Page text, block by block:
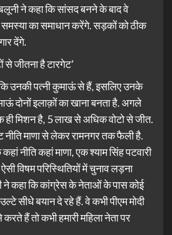
ने कहा कि सांसद बनने के बाद वे
का समाधान करेंगे. सड़कों को ठीक
देंगे.
से जीतना है टारगेट’
उनकी पत्नी कुमाऊं से हैं, इसलिए उनके
दोनों इलाक़ों का खाना बनता है. अगले
ही मिशन है, 5 लाख से अधिक वोटो से जीत.
माणा से लेकर रामनगर तक फैली है.
नीति कहां माणा, एक श्याम सिंह पटवारी
विषम परिस्थितियों में चुनाव लड़ना
ने कहा कि कांग्रेस के नेताओं के पास कोई
सीधे बयान दे रहे हैं. वे कभी पीएम मोदी
हैं तो कभी हमारी महिला नेता पर